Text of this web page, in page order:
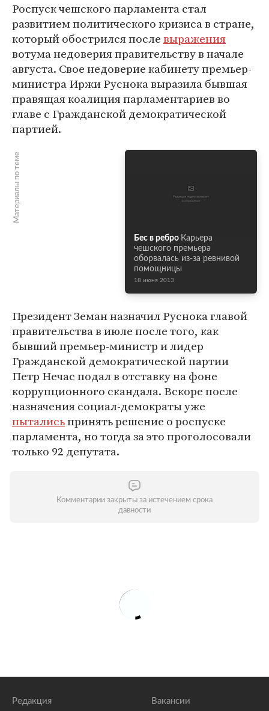
Роспуск чешского парламента стал
развитием политического кризиса в стране,
который обострился послевыражения
вотума недоверия правительству в начале
августа. Свое недоверие кабинету премьер-
министра Иржи Руснока выразила бывшая
правящая коалиция парламентариев во
главе с Гражданской демократической
партией.
Материалы по теме
Бес в ребро Карьера
чешского премьера
оборвалась из-за ревнивой
помощницы
18 июня 2013
Президент Земан назначил Руснока главой
правительства в июле после того, как
бывший премьер-министр и лидер
Гражданской демократической партии
Петр Нечас подал в отставку на фоне
коррупционного скандала. Вскоре после
назначения социал-демократы уже
пыталисьпринять решение о роспуске
парламента, но тогда за это проголосовали
только 92 депутата.
Комментарии закрыты за истечением срока
давности
Редакция Вакансии